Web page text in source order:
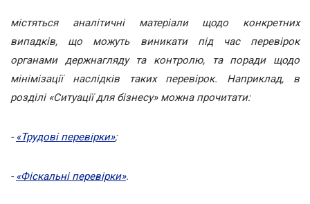
містяться аналітичні матеріали щодо конкретних
випадків, що можуть виникати під час перевірок
органами держнагляду та контролю, та поради щодо
мінімізації наслідків таких перевірок. Наприклад, в
розділі «Ситуації для бізнесу» можна прочитати:
- «Трудові перевірки»;
- «Фіскальні перевірки».